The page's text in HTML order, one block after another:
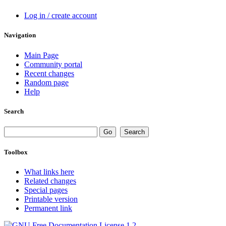
Log in / create account
Navigation
Main Page
Community portal
Recent changes
Random page
Help
Search
Toolbox
What links here
Related changes
Special pages
Printable version
Permanent link